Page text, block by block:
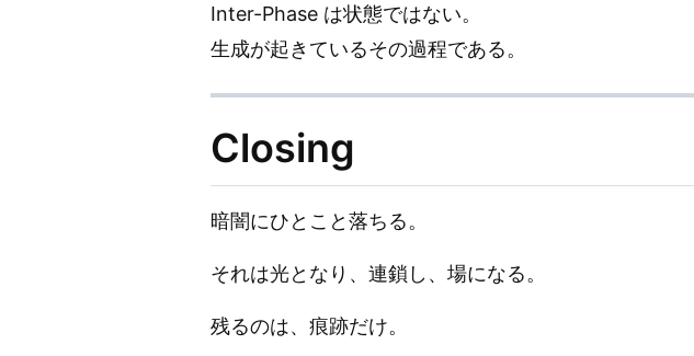
Inter-Phase は状態ではない。
生成が起きているその過程である。
Closing
暗闇にひとこと落ちる。
それは光となり、連鎖し、場になる。
残るのは、痕跡だけ。